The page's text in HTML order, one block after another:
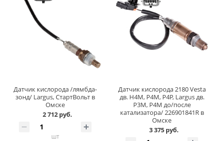
Датчик кислорода /лямбда-
зонд/ Largus, СтартВольт в
Омске
2 712 руб.
шт
Датчик кислорода 2180 Vesta
дв. H4M, P4M, P4P, Largus дв.
P3M, P4M до/после
катализатора/ 226901841R в
Омске
3 375 руб.